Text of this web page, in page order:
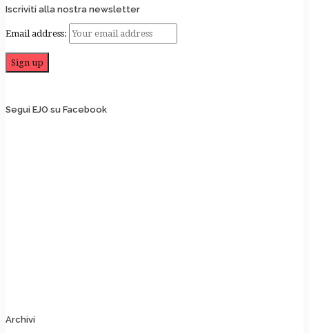
Iscriviti alla nostra newsletter
Email address:
Segui EJO su Facebook
Archivi